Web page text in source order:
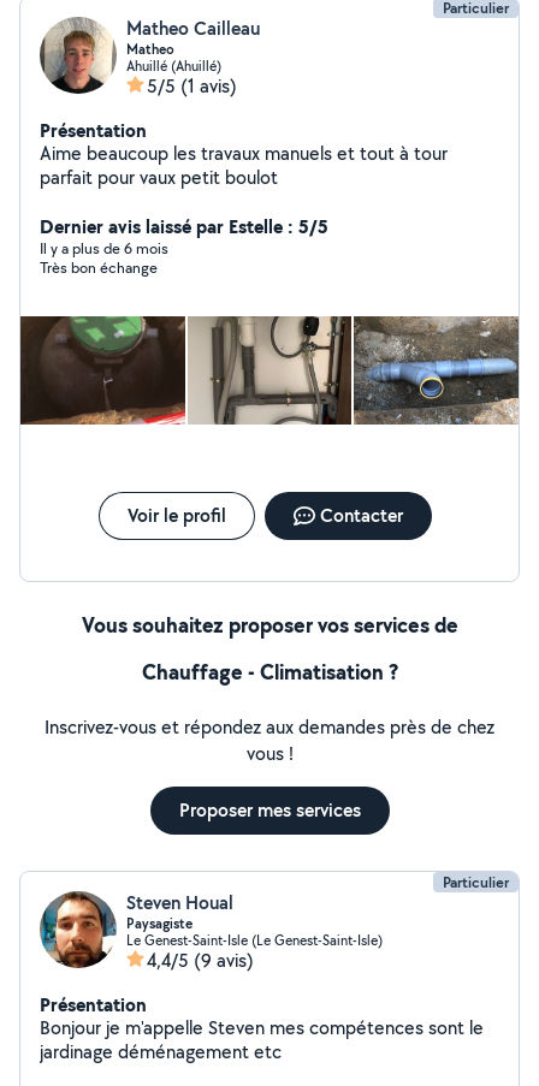
Particulier
Matheo Cailleau
Matheo
Ahuillé (Ahuillé)
5/5 (1 avis)
Présentation
Aime beaucoup les travaux manuels et tout à tour
parfait pour vaux petit boulot
Dernier avis laissé par Estelle : 5/5
Il y a plus de 6 mois
Très bon échange
Voir le profil Contacter
Vous souhaitez proposer vos services de
Chauffage - Climatisation ?
Inscrivez-vous et répondez aux demandes près de chez
vous !
Proposer mes services
Particulier
Steven Houal
Paysagiste
Le Genest-Saint-Isle (Le Genest-Saint-Isle)
4,4/5 (9 avis)
Présentation
Bonjour je m'appelle Steven mes compétences sont le
jardinage déménagement etc